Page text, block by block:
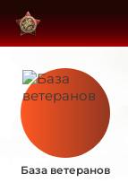
База ветеранов